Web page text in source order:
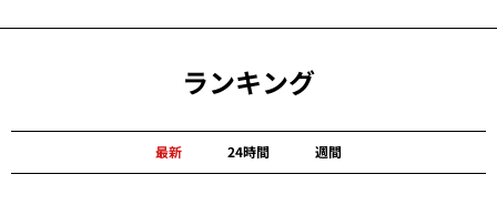
ランキング
最新 24時間 週間